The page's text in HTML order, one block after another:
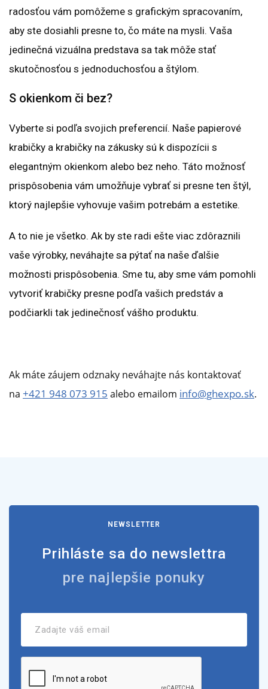
radosťou vám pomôžeme s grafickým spracovaním,
aby ste dosiahli presne to, čo máte na mysli. Vaša
jedinečná vizuálna predstava sa tak môže stať
skutočnosťou s jednoduchosťou a štýlom.
S okienkom či bez?
Vyberte si podľa svojich preferencií. Naše papierové
krabičky a krabičky na zákusky sú k dispozícii s
elegantným okienkom alebo bez neho. Táto možnosť
prispôsobenia vám umožňuje vybrať si presne ten štýl,
ktorý najlepšie vyhovuje vašim potrebám a estetike.
A to nie je všetko. Ak by ste radi ešte viac zdôraznili
vaše výrobky, neváhajte sa pýtať na naše ďalšie
možnosti prispôsobenia. Sme tu, aby sme vám pomohli
vytvoriť krabičky presne podľa vašich predstáv a
podčiarkli tak jedinečnosť vášho produktu.
Ak máte záujem odznaky neváhajte nás kontaktovať
na +421 948 073 915 alebo emailom info@ghexpo.sk.
NEWSLETTER
Prihláste sa do newslettra
pre najlepšie ponuky